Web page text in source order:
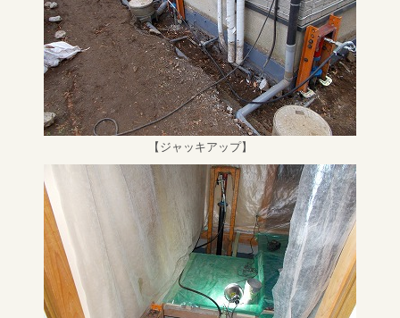
【ジャッキアップ】